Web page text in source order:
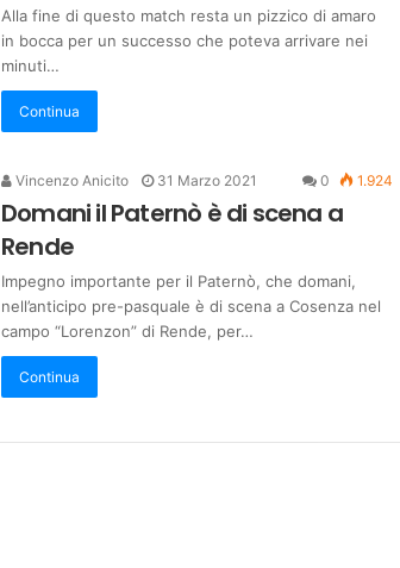
Alla fine di questo match resta un pizzico di amaro
in bocca per un successo che poteva arrivare nei
minuti…
Continua
Vincenzo Anicito 31 Marzo 2021 0 1.924
Domani il Paternò è di scena a
Rende
Impegno importante per il Paternò, che domani,
nell’anticipo pre-pasquale è di scena a Cosenza nel
campo “Lorenzon” di Rende, per…
Continua